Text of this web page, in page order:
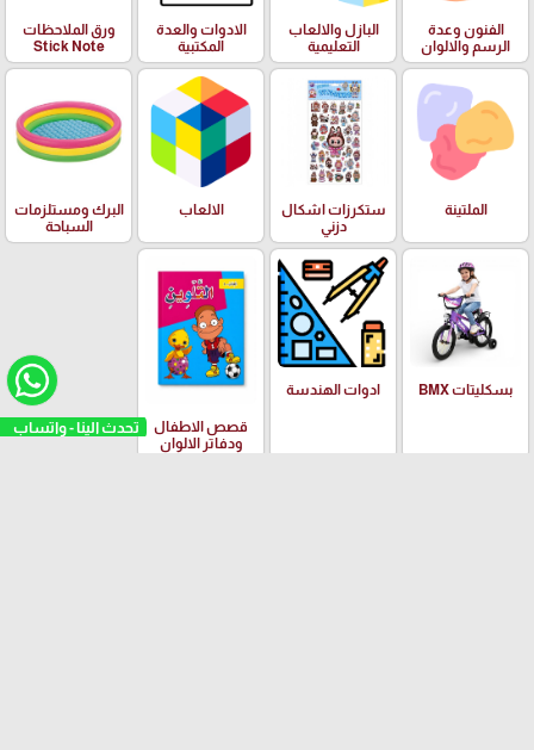
تحدث الينا - واتساب
الفنون وعدة
الرسم والالوان
البازل والالعاب
التعليمية
الادوات والعدة
المكتبية
ورق الملاحظات
Stick Note
الملتينة
ستكرزات اشكال
دزني
الالعاب
البرك ومستلزمات
السباحة
بسكليتات BMX ادوات الهندسة
قصص الاطفال
ودفاتر الالوان